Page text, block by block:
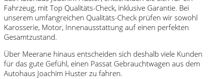
Fahrzeug, mit Top Qualitäts-Check, inklusive Garantie. Bei
unserem umfangreichen Qualitäts-Check prüfen wir sowohl
Karosserie, Motor, Innenausstattung auf einen perfekten
Gesamtzustand.
Über Meerane hinaus entscheiden sich deshalb viele Kunden
für das gute Gefühl, einen Passat Gebrauchtwagen aus dem
Autohaus Joachim Huster zu fahren.